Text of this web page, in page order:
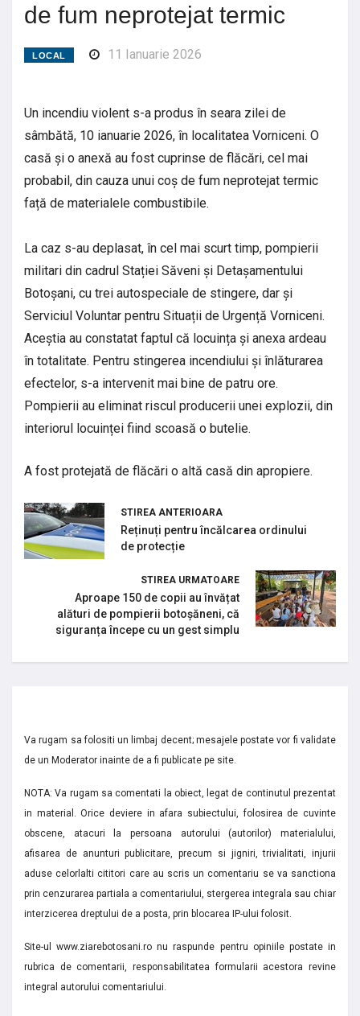
de fum neprotejat termic
LOCAL 11 Ianuarie 2026
Un incendiu violent s-a produs în seara zilei de
sâmbătă, 10 ianuarie 2026, în localitatea Vorniceni. O
casă și o anexă au fost cuprinse de flăcări, cel mai
probabil, din cauza unui coș de fum neprotejat termic
față de materialele combustibile.
La caz s-au deplasat, în cel mai scurt timp, pompierii
militari din cadrul Stației Săveni și Detașamentului
Botoșani, cu trei autospeciale de stingere, dar și
Serviciul Voluntar pentru Situații de Urgență Vorniceni.
Aceștia au constatat faptul că locuința și anexa ardeau
în totalitate. Pentru stingerea incendiului și înlăturarea
efectelor, s-a intervenit mai bine de patru ore.
Pompierii au eliminat riscul producerii unei explozii, din
interiorul locuinței fiind scoasă o butelie.
A fost protejată de flăcări o altă casă din apropiere.
STIREA ANTERIOARA
Reținuți pentru încălcarea ordinului
de protecție
STIREA URMATOARE
Aproape 150 de copii au învățat
alături de pompierii botoșăneni, că
siguranța începe cu un gest simplu
Va rugam sa folositi un limbaj decent; mesajele postate vor fi validate
de un Moderator inainte de a fi publicate pe site.
NOTA: Va rugam sa comentati la obiect, legat de continutul prezentat
in material. Orice deviere in afara subiectului, folosirea de cuvinte
obscene, atacuri la persoana autorului (autorilor) materialului,
afisarea de anunturi publicitare, precum si jigniri, trivialitati, injurii
aduse celorlalti cititori care au scris un comentariu se va sanctiona
prin cenzurarea partiala a comentariului, stergerea integrala sau chiar
interzicerea dreptului de a posta, prin blocarea IP-ului folosit.
Site-ul www.ziarebotosani.ro nu raspunde pentru opiniile postate in
rubrica de comentarii, responsabilitatea formularii acestora revine
integral autorului comentariului.